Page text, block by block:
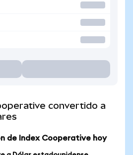
convertido a
de Index Cooperative hoy